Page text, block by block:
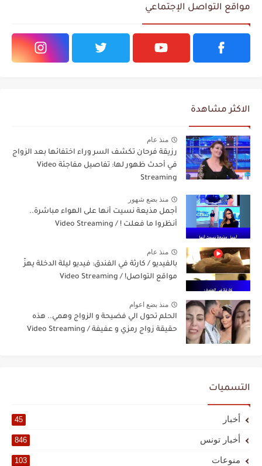
مواقع التواصل الإجتماعي
الاكثر مشاهدة
منذ عام
رزيقة فرحان تكشف السر وراء اختفائها بعد الزواج
في أحدث ظهور لها: تفاصيل مفاجئة Video
Streaming
منذ بضع شهور
أجمل مذيعة نسيت أنها على الهواء مباشرة..
أنظروا ما فعلت ! / Video Streaming
منذ عام
بالفيديو / كارثة في الفندق: فيديو ليلة الدخلة يهزّ
مواقع التواصل! / Video Streaming
منذ بضع اعوام
الحلم تحول الي فضيحة و الزواج وهمي.. هذه
حقيقة زواج رمزي و عفيفة / Video Streaming
التسميات
أخبار 45
أخبار تونس 846
منوعات 103